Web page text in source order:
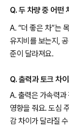
Q. 두 차량 중 어떤
A. “더 좋은 차”는
유지비를 보는지,
준이 달라져요.
Q. 출력과 토크 차
A. 출력은 가속력과
영향을 줘요. 도심
감 차이가 달라질